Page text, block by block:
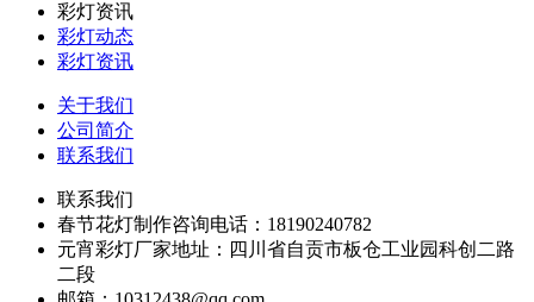
彩灯资讯
彩灯动态
彩灯资讯
关于我们
公司简介
联系我们
联系我们
春节花灯制作咨询电话：18190240782
元宵彩灯厂家地址：四川省自贡市板仓工业园科创二路
二段